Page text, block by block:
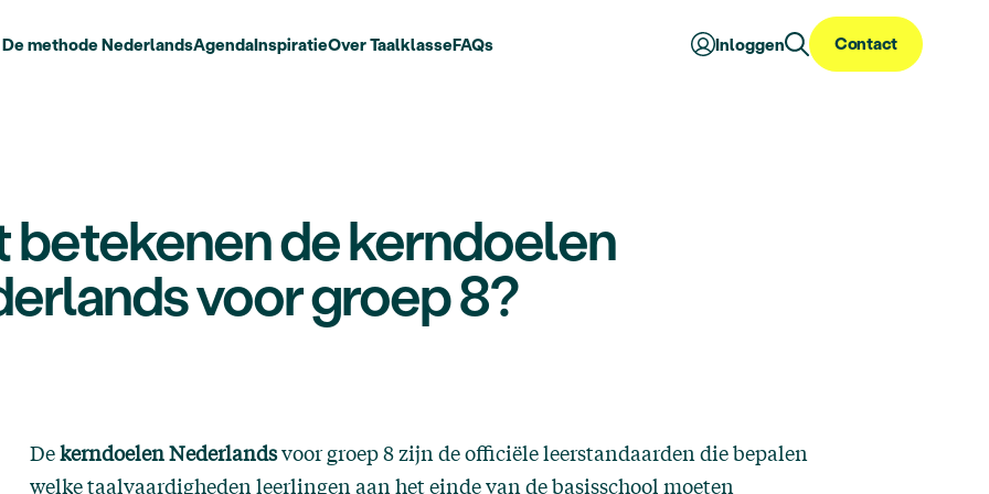
De methode NederlandsAgendaInspiratieOver TaalklasseFAQs Inloggen Contact
betekenen de kerndoelen
voor groep 8?
Dekerndoelen Nederlandsvoor groep 8 zijn de officiële leerstandaarden die bepalen
welke taalvaardigheden leerlingen aan het einde van de basisschool moeten